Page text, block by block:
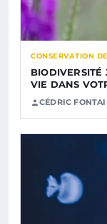
CONSERVATION
BIODIVERSITÉ
VIE DANS
CÉDRIC